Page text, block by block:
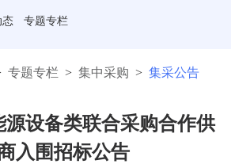
态 专题专栏
专题专栏 > 集中采购 > 集采公告
源设备类联合采购合作供
入围招标公告